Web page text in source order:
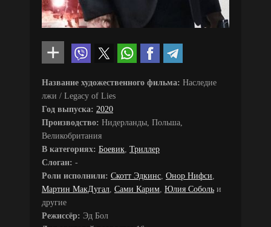
Название художественного фильма: Наследие
лжи / Legacy of Lies
Год выпуска: 2020
Производство: Нидерланды, Польша,
Великобритания
В категориях: Боевик, Триллер
Слоган: -
Роли исполнили: Скотт Эдкинс, Онор Нифси,
Мартин МакДугал, Сами Карим, Юлия Соболь и
другие
Режиссёр: Эд Бол